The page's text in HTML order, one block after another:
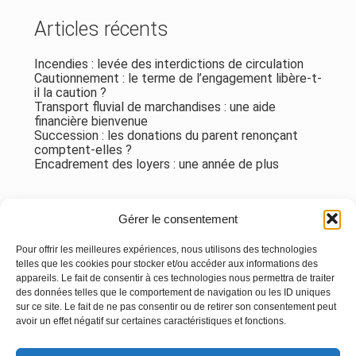
Gérer le consentement
Pour offrir les meilleures expériences, nous utilisons des technologies
telles que les cookies pour stocker et/ou accéder aux informations des
appareils. Le fait de consentir à ces technologies nous permettra de traiter
des données telles que le comportement de navigation ou les ID uniques
sur ce site. Le fait de ne pas consentir ou de retirer son consentement peut
avoir un effet négatif sur certaines caractéristiques et fonctions.
Articles récents
Incendies : levée des interdictions de circulation
Cautionnement : le terme de l’engagement libère-t-
il la caution ?
Transport fluvial de marchandises : une aide
financière bienvenue
Succession : les donations du parent renonçant
comptent-elles ?
Encadrement des loyers : une année de plus
Aucun commentaire à afficher.